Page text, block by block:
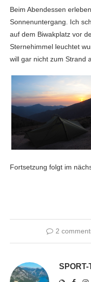
Beim Abendessen
Sonnenuntergang. Ich
auf dem Biwakplatz vor
Sternehimmel leuchtet
will gar nicht zum Strand
Fortsetzung folgt im
2